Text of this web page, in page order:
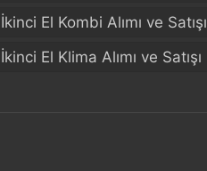
İkinci El Kombi Alımı ve Satışı
İkinci El Klima Alımı ve Satışı